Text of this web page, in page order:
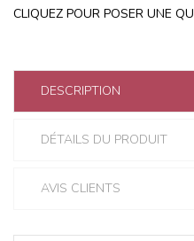
CLIQUEZ POUR POSER UNE
DESCRIPTION
DÉTAILS DU PRODUIT
AVIS CLIENTS